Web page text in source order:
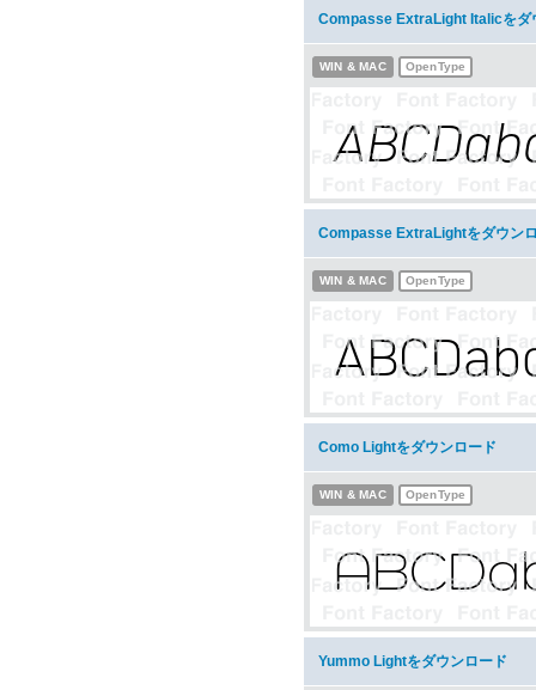
Compasse ExtraLight Italicをダ
WIN & MAC OpenType
Compasse ExtraLightをダウン
WIN & MAC OpenType
Como Lightをダウンロード
WIN & MAC OpenType
Yummo Lightをダウンロード